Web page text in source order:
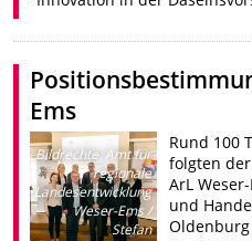
Ems
Bildrechte:Amt für
regionale
Landesentwicklung
Weser-Ems /
Stefan
Rund 100
folgten
ArL
und